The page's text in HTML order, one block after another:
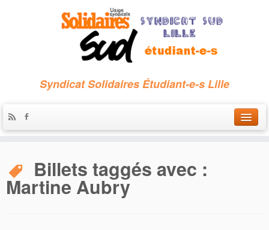
Syndicat Solidaires Étudiant-e-s Lille
Qui sommes-nous ?
Billets taggés avec :
Martine Aubry